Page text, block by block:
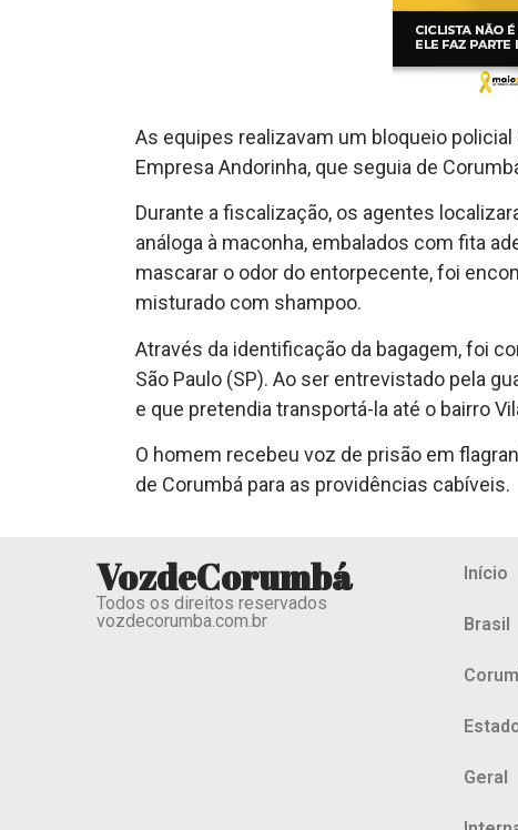
As equipes realizavam um bloqueio
Empresa Andorinha, que seguia de
Durante a fiscalização, os agentes
análoga à maconha, embalados com fita
mascarar o odor do entorpecente, foi
misturado com shampoo.
Através da identificação da bagagem, foi
São Paulo (SP). Ao ser entrevistado pela
e que pretendia transportá-la até o bairro
O homem recebeu voz de prisão em
de Corumbá para as providências cabíveis.
VozdeCorumbá
Todos os direitos reservados
vozdecorumba.com.br
Início
Brasil
Geral